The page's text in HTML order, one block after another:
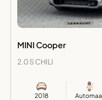
MINI Cooper
2.0 S CHILI
2018